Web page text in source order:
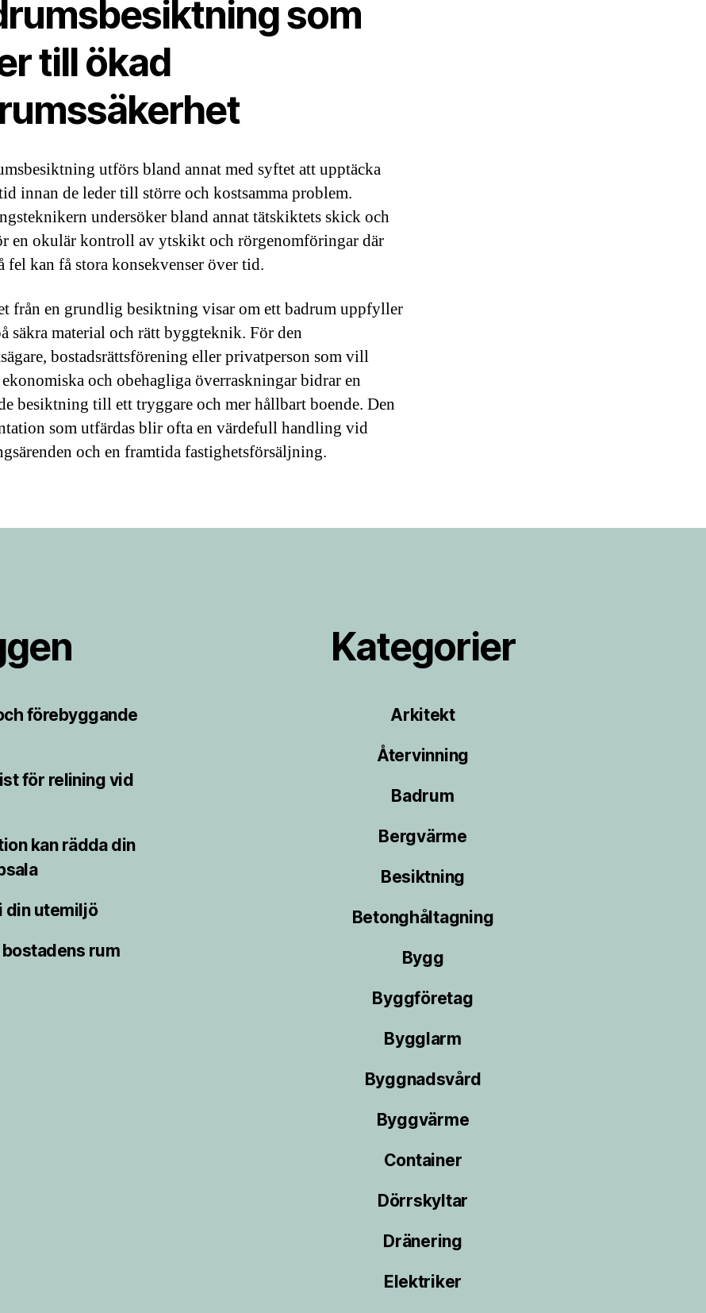
som
till ökad
utförs bland annat med syftet att upptäcka
innan de leder till större och kostsamma problem.
undersöker bland annat tätskiktets skick och
en okulär kontroll av ytskikt och rörgenomföringar där
fel kan få stora konsekvenser över tid.
från en grundlig besiktning visar om ett badrum uppfyller
säkra material och rätt byggteknik. För den
bostadsrättsförening eller privatperson som vill
och obehagliga överraskningar bidrar en
besiktning till ett tryggare och mer hållbart boende. Den
som utfärdas blir ofta en värdefull handling vid
och en framtida fastighetsförsäljning.
förebyggande
för relining vid
kan rädda din
din utemiljö
rum
Kategorier
Arkitekt
Återvinning
Badrum
Bergvärme
Besiktning
Betonghåltagning
Bygg
Byggföretag
Bygglarm
Byggnadsvård
Byggvärme
Container
Dörrskyltar
Dränering
Elektriker